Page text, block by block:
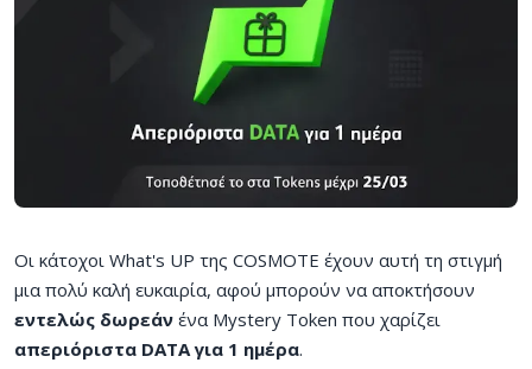
Οι κάτοχοι What's UP της COSMOTE έχουν αυτή τη στιγμή
μια πολύ καλή ευκαιρία, αφού μπορούν να αποκτήσουν
εντελώς δωρεάν ένα Mystery Token που χαρίζει
απεριόριστα DATA για 1 ημέρα.